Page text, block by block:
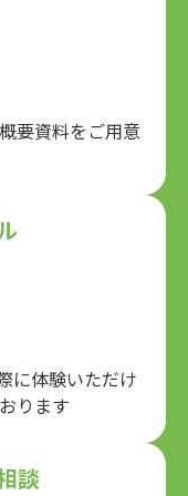
要資料をご用意
に体験いただけ
ります
談